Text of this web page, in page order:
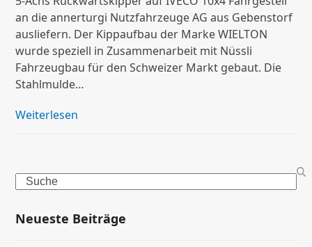
an die annerturgi Nutzfahrzeuge AG aus Gebenstorf
ausliefern. Der Kippaufbau der Marke WIELTON
wurde speziell in Zusammenarbeit mit Nüssli
Fahrzeugbau für den Schweizer Markt gebaut. Die
Stahlmulde…
Weiterlesen
Search
Neueste Beiträge